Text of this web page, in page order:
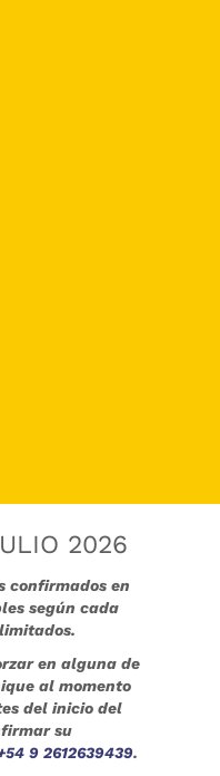
2026
confirmados en
según cada
en alguna de
al momento
del inicio del
su
9 2612639439.